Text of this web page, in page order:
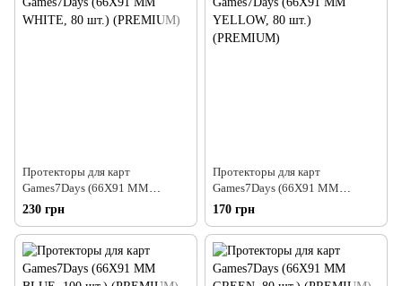
Протекторы для карт
Games7Days (66X91 MM
WHITE, 80 шт.) (PREMIUM)
230 грн
Протекторы для карт
Games7Days (66X91 MM
YELLOW, 80 шт.) (PREMIUM)
170 грн